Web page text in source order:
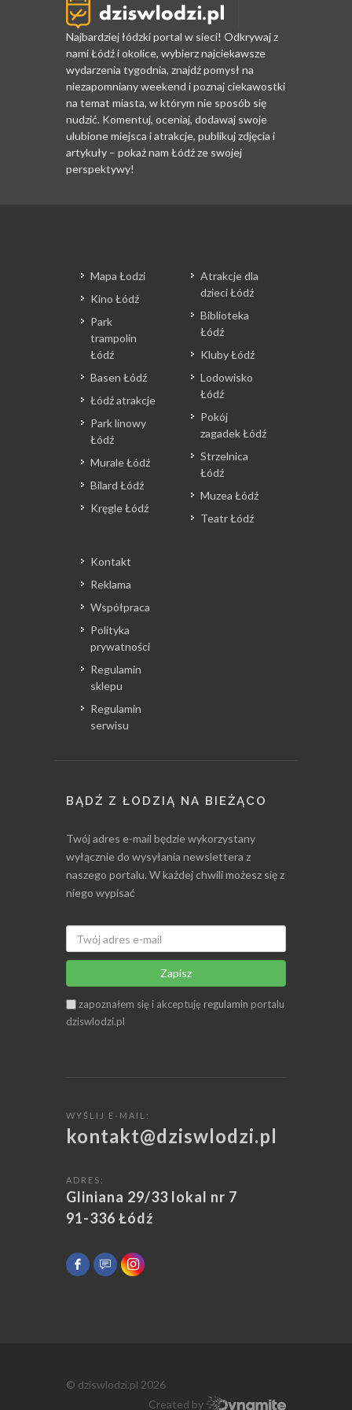
Najbardziej łódzki portal w sieci! Odkrywaj z
nami Łódź i okolice, wybierz najciekawsze
wydarzenia tygodnia, znajdź pomysł na
niezapomniany weekend i poznaj ciekawostki
na temat miasta, w którym nie sposób się
nudzić. Komentuj, oceniaj, dodawaj swoje
ulubione miejsca i atrakcje, publikuj zdjęcia i
artykuły – pokaż nam Łódź ze swojej
perspektywy!
Mapa Łodzi
Kino Łódź
Park
trampolin
Łódź
Basen Łódź
Łódź atrakcje
Park linowy
Łódź
Murale Łódź
Bilard Łódź
Kręgle Łódź
Atrakcje dla
dzieci Łódź
Biblioteka
Łódź
Kluby Łódź
Lodowisko
Łódź
Pokój
zagadek Łódź
Strzelnica
Łódź
Muzea Łódź
Teatr Łódź
Kontakt
Reklama
Współpraca
Polityka
prywatności
Regulamin
sklepu
Regulamin
serwisu
BĄDŹ Z ŁODZIĄ NA BIEŻĄCO
Twój adres e-mail będzie wykorzystany
wyłącznie do wysyłania newslettera z
naszego portalu. W każdej chwili możesz się z
niego wypisać
Zapisz
zapoznałem się i akceptuję regulamin portalu
dziswlodzi.pl
WYŚLIJ E-MAIL:
kontakt@dziswlodzi.pl
ADRES:
Gliniana 29/33 lokal nr 7
91-336 Łódź
© dziswlodzi.pl 2026
Created by